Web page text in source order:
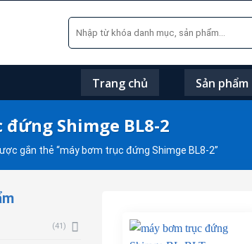
Tìm
kiếm:
Trang chủ Sản phẩm
Shimge BL8-2
gắn thẻ “máy bơm trục đứng Shimge BL8-2”
(41)